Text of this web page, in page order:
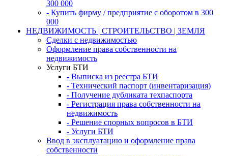
300 000
- Купить фирму / предприятие с оборотом в 300
000
НЕДВИЖИМОСТЬ | СТРОИТЕЛЬСТВО | ЗЕМЛЯ
Сделки с недвижимостью
Оформление права собственности на
недвижимость
Услуги БТИ
- Выписка из реестра БТИ
- Технический паспорт (инвентаризация)
- Получение дубликата техпаспорта
- Регистрация права собственности на
недвижимость
- Решение спорных вопросов в БТИ
- Услуги БТИ
Ввод в эксплуатацию и оформление права
собственности